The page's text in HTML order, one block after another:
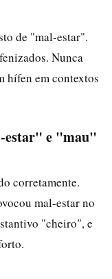
de "mal-estar".
Nunca
hífen em contextos
estar" e "mau"
corretamente.
mal-estar no
"cheiro", e